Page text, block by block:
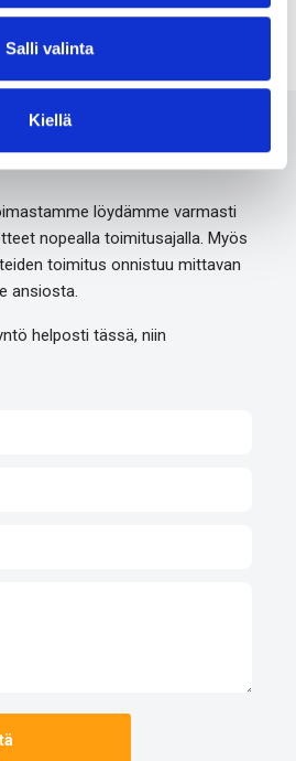
Salli valinta
Kiellä
24/7
löydämme varmasti
nopealla toimitusajalla. Myös
toimitus onnistuu mittavan
ansiosta.
helposti tässä, niin